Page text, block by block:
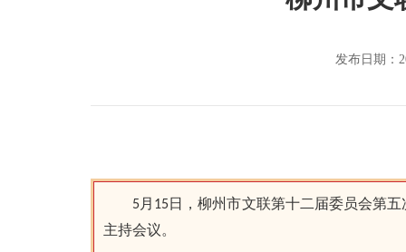
发布日期：
5月15日，柳州市文联第十二届委员会第
主持会议。